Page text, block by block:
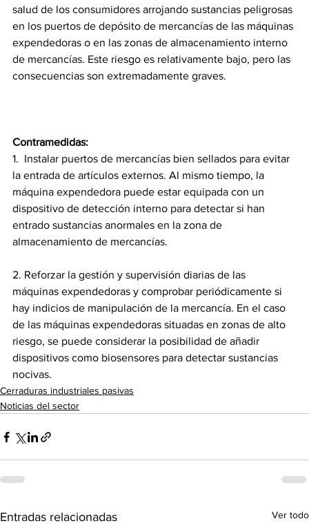
salud de los consumidores arrojando sustancias peligrosas
en los puertos de depósito de mercancías de las máquinas
expendedoras o en las zonas de almacenamiento interno
de mercancías. Este riesgo es relativamente bajo, pero las
consecuencias son extremadamente graves.
Contramedidas:
1.  Instalar puertos de mercancías bien sellados para evitar
la entrada de artículos externos. Al mismo tiempo, la
máquina expendedora puede estar equipada con un
dispositivo de detección interno para detectar si han
entrado sustancias anormales en la zona de
almacenamiento de mercancías.
2. Reforzar la gestión y supervisión diarias de las
máquinas expendedoras y comprobar periódicamente si
hay indicios de manipulación de la mercancía. En el caso
de las máquinas expendedoras situadas en zonas de alto
riesgo, se puede considerar la posibilidad de añadir
dispositivos como biosensores para detectar sustancias
nocivas.
Cerraduras industriales pasivas
Noticias del sector
Entradas relacionadas Ver todo